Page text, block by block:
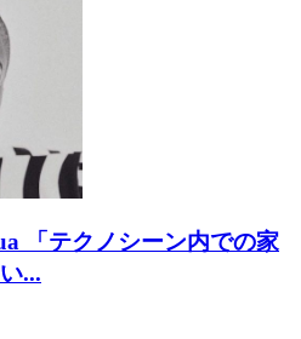
「テクノシーン内での家
...